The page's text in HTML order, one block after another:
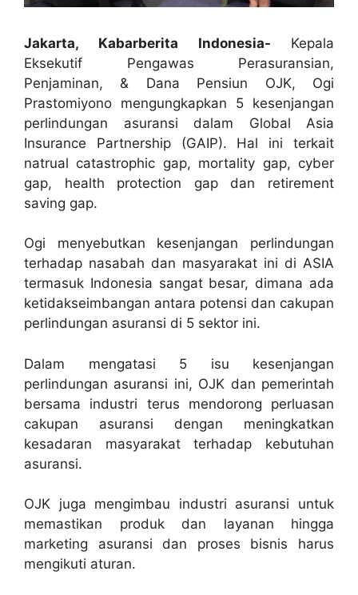
Jakarta, Kabarberita Indonesia- Kepala
Eksekutif Pengawas Perasuransian,
Penjaminan, & Dana Pensiun OJK, Ogi
Prastomiyono mengungkapkan 5 kesenjangan
perlindungan asuransi dalam Global Asia
Insurance Partnership (GAIP). Hal ini terkait
natrual catastrophic gap, mortality gap, cyber
gap, health protection gap dan retirement
saving gap.
Ogi menyebutkan kesenjangan perlindungan
terhadap nasabah dan masyarakat ini di ASIA
termasuk Indonesia sangat besar, dimana ada
ketidakseimbangan antara potensi dan cakupan
perlindungan asuransi di 5 sektor ini.
Dalam mengatasi 5 isu kesenjangan
perlindungan asuransi ini, OJK dan pemerintah
bersama industri terus mendorong perluasan
cakupan asuransi dengan meningkatkan
kesadaran masyarakat terhadap kebutuhan
asuransi.
OJK juga mengimbau industri asuransi untuk
memastikan produk dan layanan hingga
marketing asuransi dan proses bisnis harus
mengikuti aturan.